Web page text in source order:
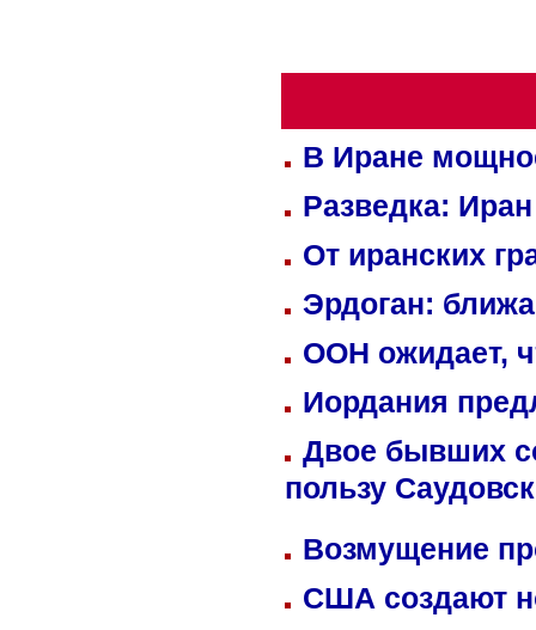
В Иране
Разведка:
От иранских
Эрдоган:
ООН ожидает,
Иордания
Двое бывших
пользу
Возмущение
США создают